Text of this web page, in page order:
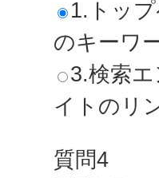
1.トッ
のキーワ
3.検索
イトのリ
質問4